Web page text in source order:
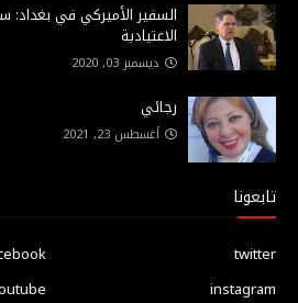
السفير الأميركي في بغداد:
الاعتيادية
ديسمبر 03, 2020
رجائي
أغسطس 23, 2021
تابعونا
twitter
instagram